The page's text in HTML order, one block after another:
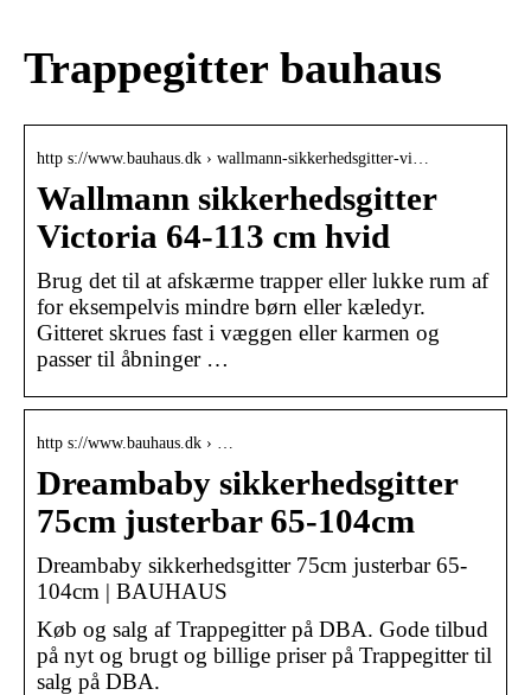
Trappegitter bauhaus
http s://www.bauhaus.dk › wallmann-sikkerhedsgitter-vi…
Wallmann sikkerhedsgitter
Victoria 64-113 cm hvid
Brug det til at afskærme trapper eller lukke rum af
for eksempelvis mindre børn eller kæledyr.
Gitteret skrues fast i væggen eller karmen og
passer til åbninger …
http s://www.bauhaus.dk › …
Dreambaby sikkerhedsgitter
75cm justerbar 65-104cm
Dreambaby sikkerhedsgitter 75cm justerbar 65-
104cm | BAUHAUS
Køb og salg af Trappegitter på DBA. Gode tilbud
på nyt og brugt og billige priser på Trappegitter til
salg på DBA.